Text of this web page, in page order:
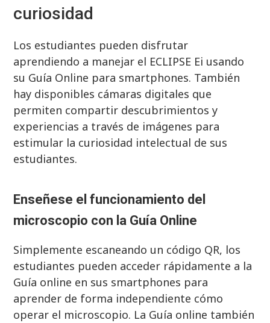
curiosidad
Los estudiantes pueden disfrutar
aprendiendo a manejar el ECLIPSE Ei usando
su Guía Online para smartphones. También
hay disponibles cámaras digitales que
permiten compartir descubrimientos y
experiencias a través de imágenes para
estimular la curiosidad intelectual de sus
estudiantes.
Enseñese el funcionamiento del
microscopio con la Guía Online
Simplemente escaneando un código QR, los
estudiantes pueden acceder rápidamente a la
Guía online en sus smartphones para
aprender de forma independiente cómo
operar el microscopio. La Guía online también